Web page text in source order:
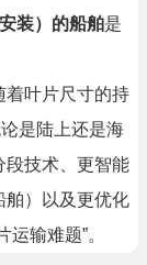
装）的船舶是
着叶片尺寸的持
是陆上还是海
段技术、更智能
舶）以及更优化
输难题”。